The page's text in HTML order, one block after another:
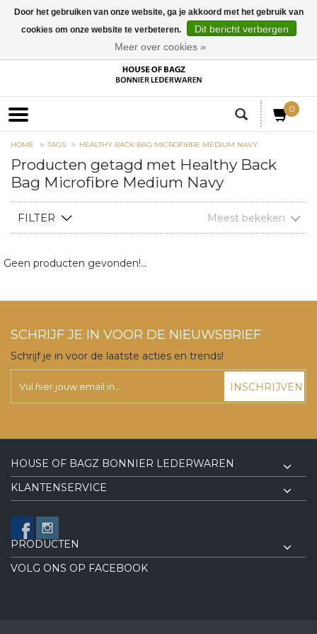
0
HOME TAGS HEALTHY BACK BAG MICROFIBRE MEDIUM NAVY
Producten getagd met Healthy Back
Bag Microfibre Medium Navy
FILTER Meest bekeken
Geen producten gevonden!...
SCHRIJF JE IN VOOR DE NIEUWSBRIEF
Schrijf je in voor de laatste acties en trends!
INSCHRIJVEN
HOUSE OF BAGZ BONNIER LEDERWAREN
KLANTENSERVICE
PRODUCTEN
VOLG ONS OP FACEBOOK
Door het gebruiken van onze website, ga je akkoord met het gebruik van
cookies om onze website te verbeteren.
Dit bericht verbergen
Meer over cookies »